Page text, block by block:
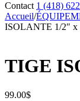
Contact 1 (418)
Accueil/
ISOLANTE 1/2″ x
TIGE
99.00$